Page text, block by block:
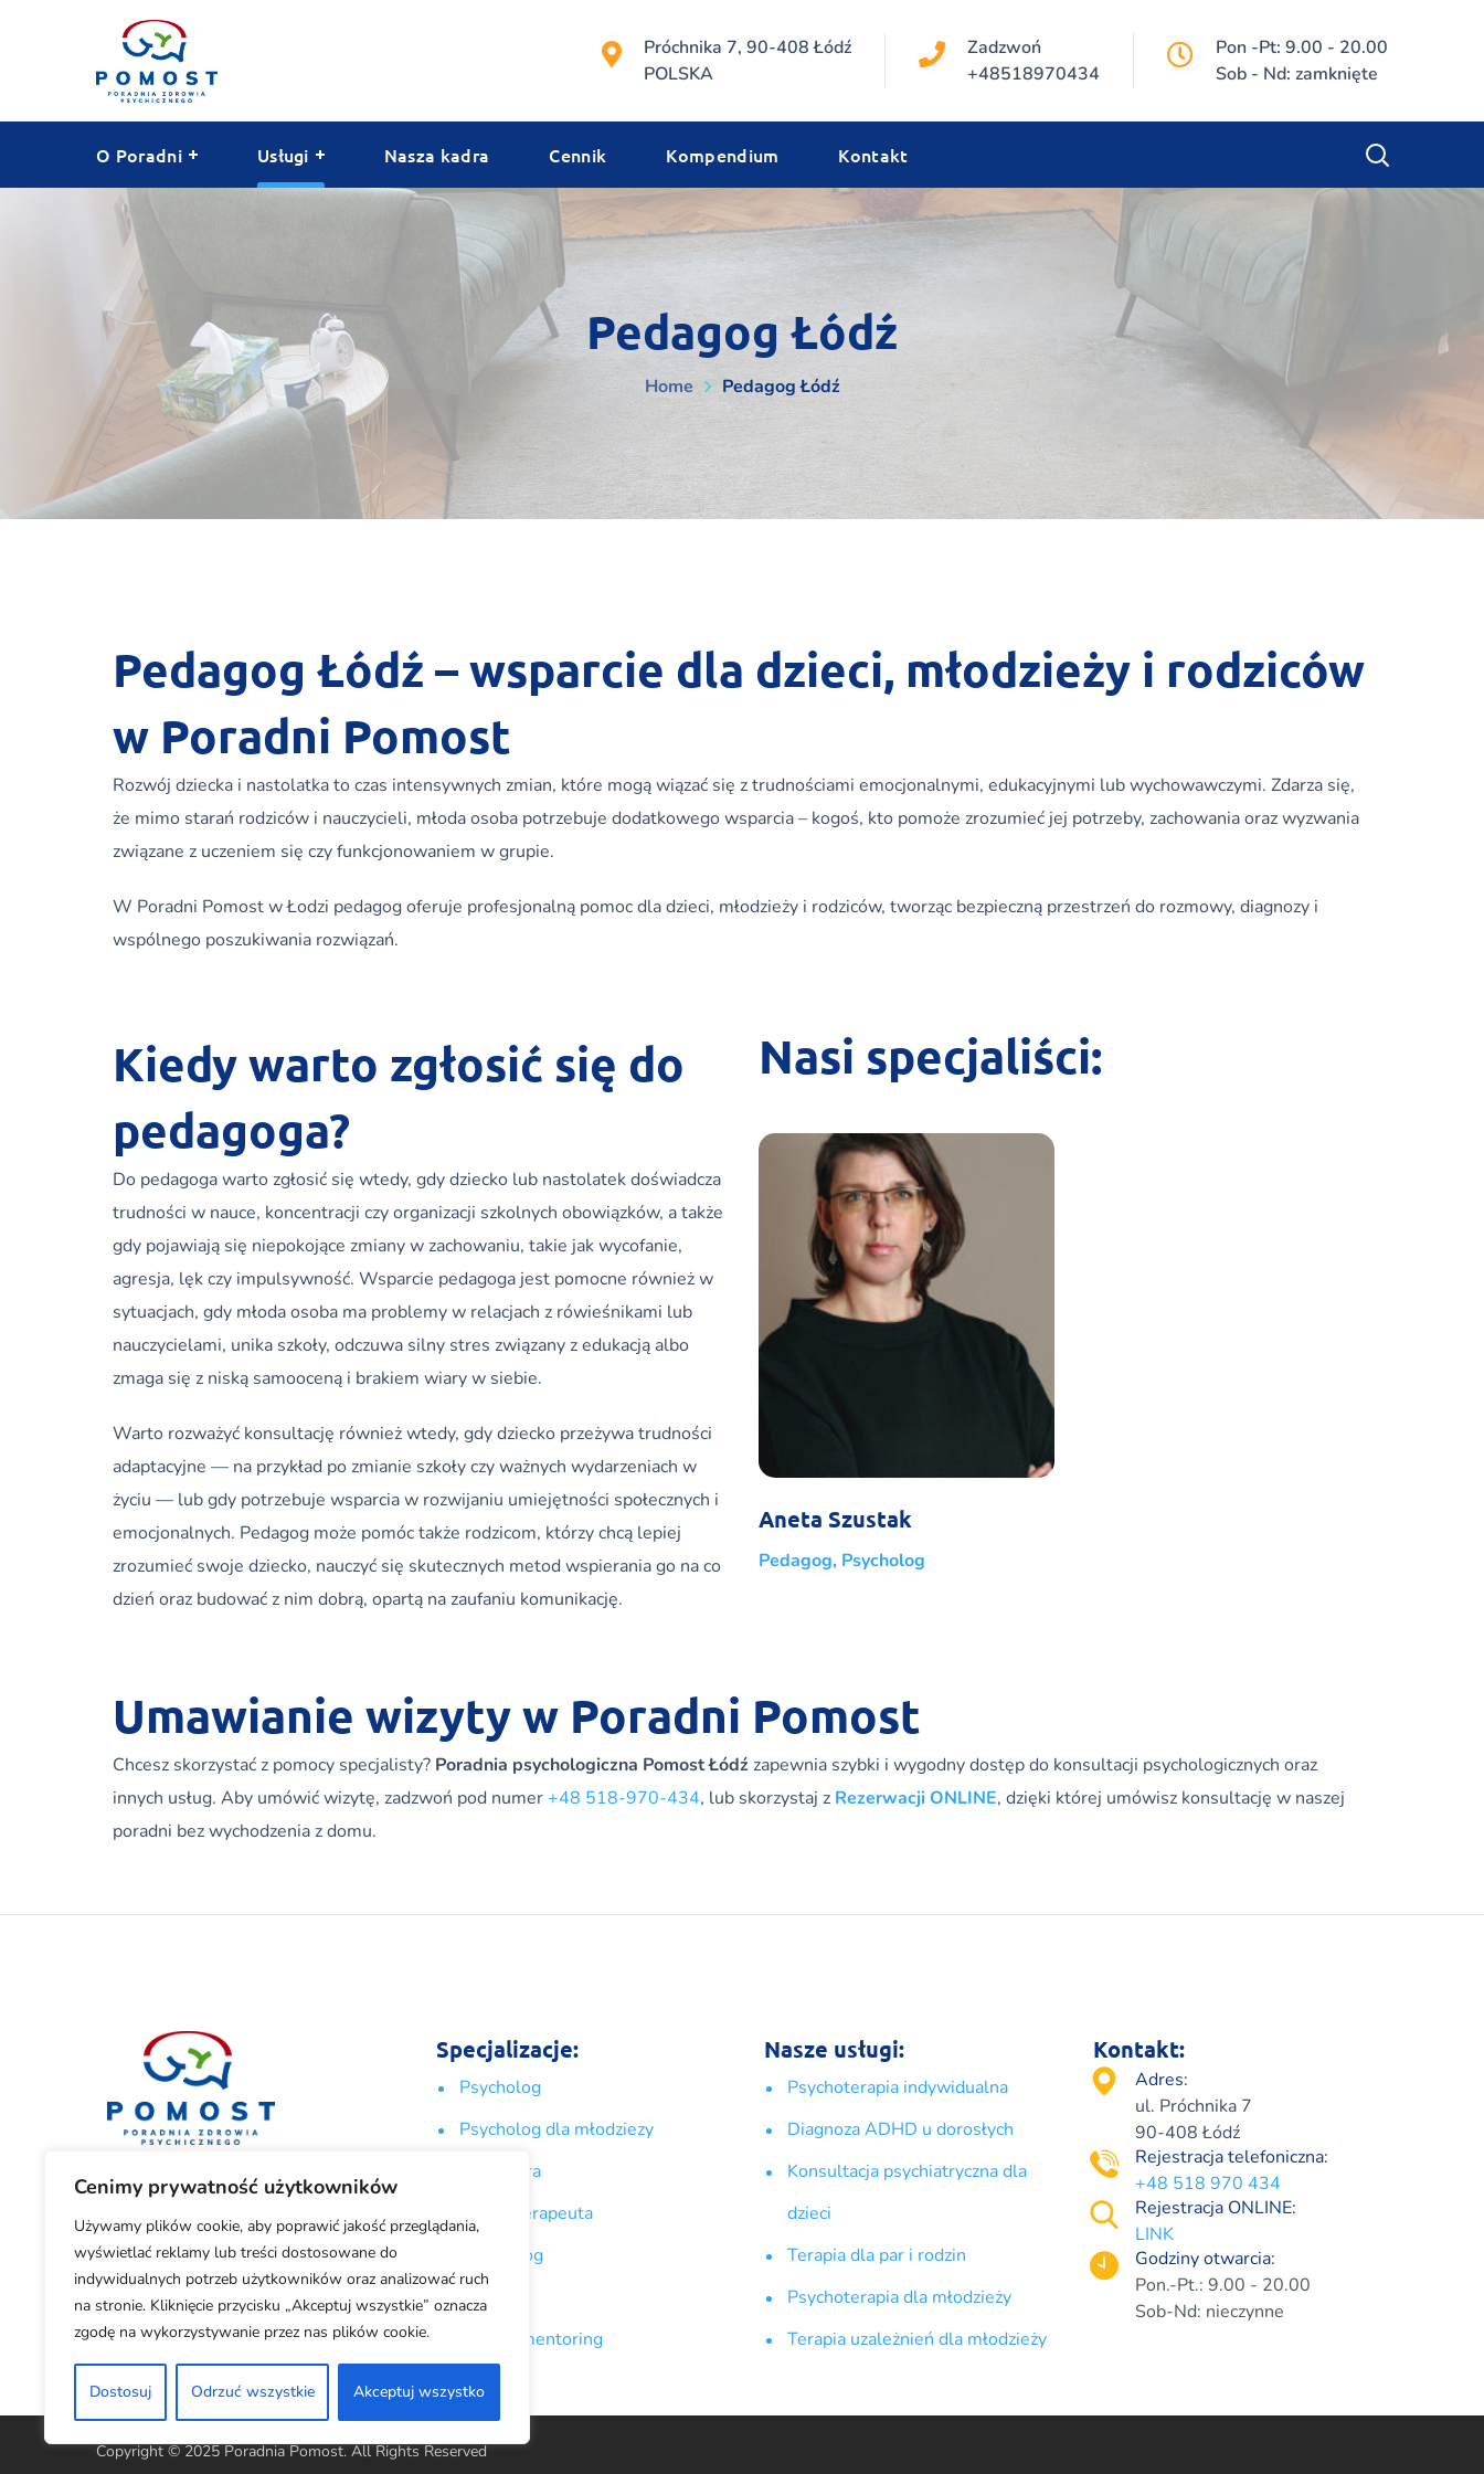
Cenimy prywatność użytkowników
Używamy plików cookie, aby poprawić jakość przeglądania,
wyświetlać reklamy lub treści dostosowane do
indywidualnych potrzeb użytkowników oraz analizować ruch
na stronie. Kliknięcie przycisku „Akceptuj wszystkie” oznacza
zgodę na wykorzystywanie przez nas plików cookie.
Dostosuj Odrzuć wszystkie Akceptuj wszystko
Próchnika 7, 90-408 Łódź
POLSKA
Zadzwoń
+48518970434
Pon -Pt: 9.00 - 20.00
Sob - Nd: zamknięte
O Poradni Usługi Nasza kadra Cennik Kompendium Kontakt
Pedagog Łódź
Home Pedagog Łódź
Pedagog Łódź – wsparcie dla dzieci, młodzieży i rodziców
w Poradni Pomost
Rozwój dziecka i nastolatka to czas intensywnych zmian, które mogą wiązać się z trudnościami emocjonalnymi, edukacyjnymi lub wychowawczymi. Zdarza się,
że mimo starań rodziców i nauczycieli, młoda osoba potrzebuje dodatkowego wsparcia – kogoś, kto pomoże zrozumieć jej potrzeby, zachowania oraz wyzwania
związane z uczeniem się czy funkcjonowaniem w grupie.
W Poradni Pomost w Łodzi pedagog oferuje profesjonalną pomoc dla dzieci, młodzieży i rodziców, tworząc bezpieczną przestrzeń do rozmowy, diagnozy i
wspólnego poszukiwania rozwiązań.
Kiedy warto zgłosić się do
pedagoga?
Do pedagoga warto zgłosić się wtedy, gdy dziecko lub nastolatek doświadcza
trudności w nauce, koncentracji czy organizacji szkolnych obowiązków, a także
gdy pojawiają się niepokojące zmiany w zachowaniu, takie jak wycofanie,
agresja, lęk czy impulsywność. Wsparcie pedagoga jest pomocne również w
sytuacjach, gdy młoda osoba ma problemy w relacjach z rówieśnikami lub
nauczycielami, unika szkoły, odczuwa silny stres związany z edukacją albo
zmaga się z niską samooceną i brakiem wiary w siebie.
Warto rozważyć konsultację również wtedy, gdy dziecko przeżywa trudności
adaptacyjne — na przykład po zmianie szkoły czy ważnych wydarzeniach w
życiu — lub gdy potrzebuje wsparcia w rozwijaniu umiejętności społecznych i
emocjonalnych. Pedagog może pomóc także rodzicom, którzy chcą lepiej
zrozumieć swoje dziecko, nauczyć się skutecznych metod wspierania go na co
dzień oraz budować z nim dobrą, opartą na zaufaniu komunikację.
Nasi specjaliści:
Aneta Szustak
Pedagog, Psycholog
Umawianie wizyty w Poradni Pomost
Chcesz skorzystać z pomocy specjalisty? Poradnia psychologiczna Pomost Łódź zapewnia szybki i wygodny dostęp do konsultacji psychologicznych oraz
innych usług. Aby umówić wizytę, zadzwoń pod numer +48 518-970-434, lub skorzystaj z Rezerwacji ONLINE, dzięki której umówisz konsultację w naszej
poradni bez wychodzenia z domu.
przez Stowarzyszenie Młodzieży
i Osób z Problemami Psychicznymi
ich Rodzin i Przyjaciół „POMOST”.
Specjalizacje:
Psycholog
Psycholog dla młodziezy
Psychiatra
Psychoterapeuta
Seksuolog
Pedagog
Coach i mentoring
Nasze usługi:
Psychoterapia indywidualna
Diagnoza ADHD u dorosłych
Konsultacja psychiatryczna dla
dzieci
Terapia dla par i rodzin
Psychoterapia dla młodzieży
Terapia uzależnień dla młodzieży
Kontakt:
Adres:
ul. Próchnika 7
90-408 Łódź
Rejestracja telefoniczna:
+48 518 970 434
Rejestracja ONLINE:
LINK
Godziny otwarcia:
Pon.-Pt.: 9.00 - 20.00
Sob-Nd: nieczynne
Copyright © 2025 Poradnia Pomost. All Rights Reserved